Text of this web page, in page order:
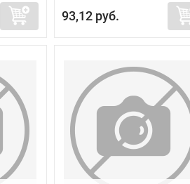
93,12 руб.